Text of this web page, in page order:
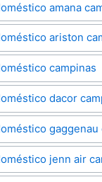
amana
ariston
campinas
dacor
gaggenau
jenn air